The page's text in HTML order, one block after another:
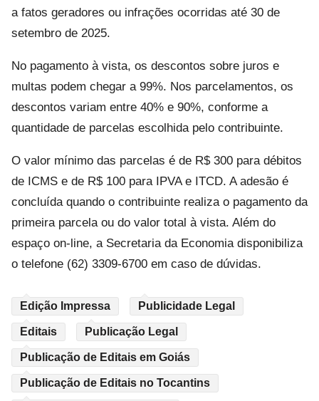
a fatos geradores ou infrações ocorridas até 30 de
setembro de 2025.
No pagamento à vista, os descontos sobre juros e
multas podem chegar a 99%. Nos parcelamentos, os
descontos variam entre 40% e 90%, conforme a
quantidade de parcelas escolhida pelo contribuinte.
O valor mínimo das parcelas é de R$ 300 para débitos
de ICMS e de R$ 100 para IPVA e ITCD. A adesão é
concluída quando o contribuinte realiza o pagamento da
primeira parcela ou do valor total à vista. Além do
espaço on-line, a Secretaria da Economia disponibiliza
o telefone (62) 3309-6700 em caso de dúvidas.
Edição Impressa Publicidade Legal
Editais Publicação Legal
Publicação de Editais em Goiás
Publicação de Editais no Tocantins